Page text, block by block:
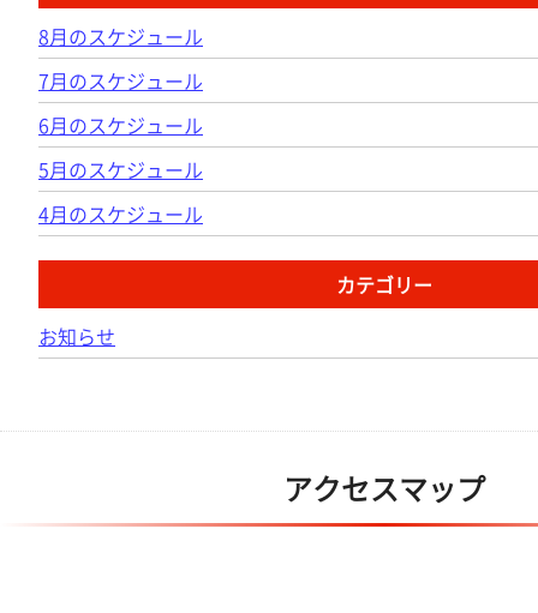
8月のスケジュール
7月のスケジュール
6月のスケジュール
5月のスケジュール
4月のスケジュール
カテゴリー
お知らせ
アクセスマップ